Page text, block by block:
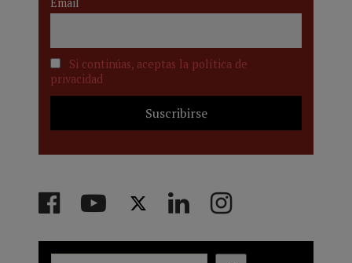
Email
Si continúas, aceptas la política de
privacidad